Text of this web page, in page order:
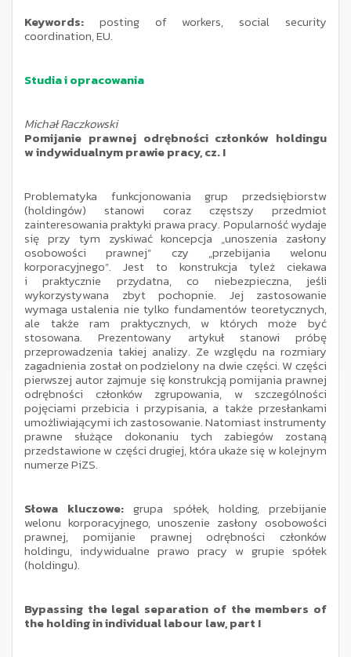
Keywords: posting of workers, social security
coordination, EU.
Studia i opracowania
Michał Raczkowski
Pomijanie prawnej odrębności członków holdingu
w indywidualnym prawie pracy, cz. I
Problematyka funkcjonowania grup przedsiębiorstw
(holdingów) stanowi coraz częstszy przedmiot
zainteresowania praktyki prawa pracy. Popularność wydaje
się przy tym zyskiwać koncepcja „unoszenia zasłony
osobowości prawnej” czy „przebijania welonu
korporacyjnego”. Jest to konstrukcja tyleż ciekawa
i praktycznie przydatna, co niebezpieczna, jeśli
wykorzystywana zbyt pochopnie. Jej zastosowanie
wymaga ustalenia nie tylko fundamentów teoretycznych,
ale także ram praktycznych, w których może być
stosowana. Prezentowany artykuł stanowi próbę
przeprowadzenia takiej analizy. Ze względu na rozmiary
zagadnienia został on podzielony na dwie części. W części
pierwszej autor zajmuje się konstrukcją pomijania prawnej
odrębności członków zgrupowania, w szczególności
pojęciami przebicia i przypisania, a także przesłankami
umożliwiającymi ich zastosowanie. Natomiast instrumenty
prawne służące dokonaniu tych zabiegów zostaną
przedstawione w części drugiej, która ukaże się w kolejnym
numerze PiZS.
Słowa kluczowe: grupa spółek, holding, przebijanie
welonu korporacyjnego, unoszenie zasłony osobowości
prawnej, pomijanie prawnej odrębności członków
holdingu, indywidualne prawo pracy w grupie spółek
(holdingu).
Bypassing the legal separation of the members of
the holding in individual labour law, part I